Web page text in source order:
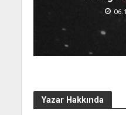
Yazar Hakkında